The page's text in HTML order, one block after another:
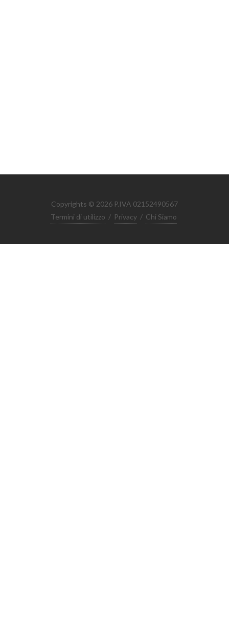
Copyrights © 2026 P.IVA 02152490567
Termini di utilizzo / Privacy / Chi Siamo